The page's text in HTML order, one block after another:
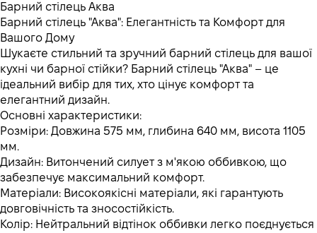
Барний стілець Аква
Барний стілець "Аква": Елегантність та Комфорт для
Вашого Дому
Шукаєте стильний та зручний барний стілець для вашої
кухні чи барної стійки? Барний стілець "Аква" – це
ідеальний вибір для тих, хто цінує комфорт та
елегантний дизайн.
Основні характеристики:
Розміри: Довжина 575 мм, глибина 640 мм, висота 1105
мм.
Дизайн: Витончений силует з м'якою оббивкою, що
забезпечує максимальний комфорт.
Матеріали: Високоякісні матеріали, які гарантують
довговічність та зносостійкість.
Колір: Нейтральний відтінок оббивки легко поєднується